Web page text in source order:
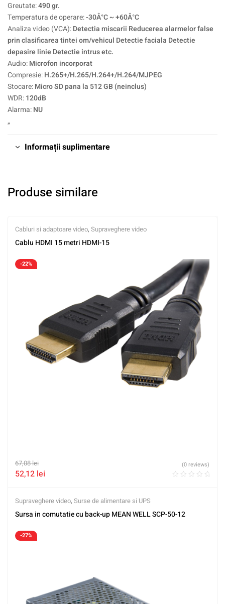
Greutate:490 gr.
Temperatura de operare:-30Â°C ~ +60Â°C
Analiza video (VCA):Detectia miscarii Reducerea alarmelor false
prin clasificarea tintei om/vehicul Detectie faciala Detectie
depasire linie Detectie intrus etc.
Audio:Microfon incorporat
Compresie:H.265+/H.265/H.264+/H.264/MJPEG
Stocare:Micro SD pana la 512 GB (neinclus)
WDR:120dB
Alarma:NU
„
Informații suplimentare
Produse similare
Cabluri si adaptoare video, Supraveghere video
Cablu HDMI 15 metri HDMI-15
-22%
67,08lei
52,12 lei
(0 reviews)
Supraveghere video, Surse de alimentare si UPS
Sursa in comutatie cu back-up MEAN WELL SCP-50-12
-27%